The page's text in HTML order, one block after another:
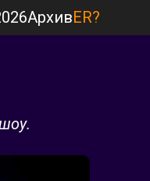
АрхивER?